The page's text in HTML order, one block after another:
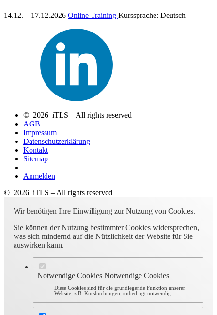
14.12. – 17.12.2026 Online Training Kurssprache: Deutsch
© 2026 iTLS – All rights reserved
AGB
Impressum
Datenschutzerklärung
Kontakt
Sitemap
Anmelden
© 2026 iTLS – All rights reserved
Wir benötigen Ihre Einwilligung zur Nutzung von Cookies.
Sie können der Nutzung bestimmter Cookies widersprechen,
was sich mindernd auf die Nützlichkeit der Website für Sie
auswirken kann.
Notwendige Cookies Notwendige Cookies
Diese Cookies sind für die grundlegende Funktion unserer
Website, z.B. Kursbuchungen, unbedingt notwendig.